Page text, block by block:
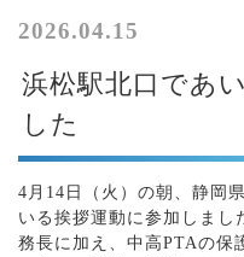
2026.04.15
浜松駅北口であ
した
4月14日（火）の朝、静岡
いる挨拶運動に参加しまし
務長に加え、中高PTAの保